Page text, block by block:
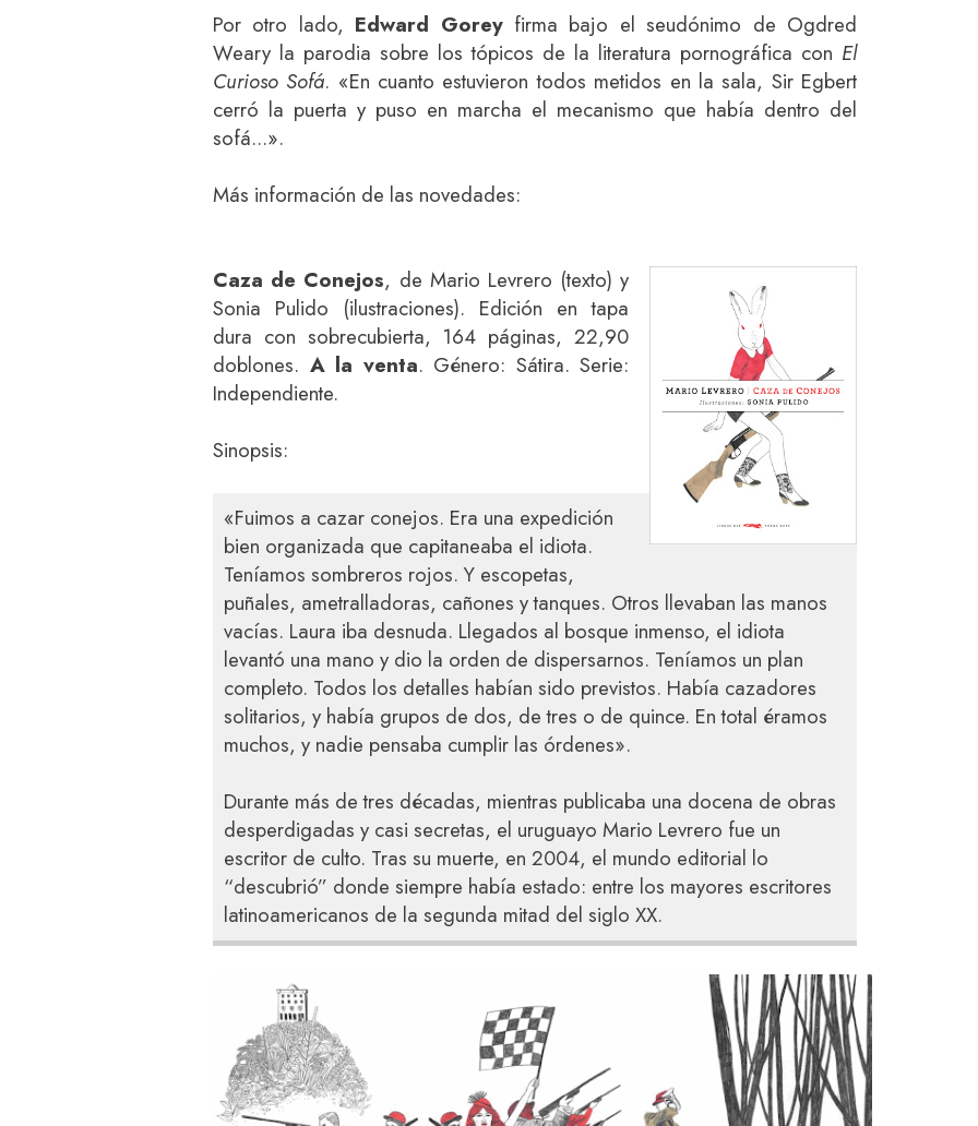
Por otro lado, Edward Goreyfirma bajo el seudónimo de Ogdred
Weary la parodia sobre los tópicos de la literatura pornográfica con El
Curioso Sofá. «En cuanto estuvieron todos metidos en la sala, Sir Egbert
cerró la puerta y puso en marcha el mecanismo que había dentro del
sofá...».
Más información de las novedades:
Caza de Conejos, de Mario Levrero (texto) y
Sonia Pulido (ilustraciones). Edición en tapa
dura con sobrecubierta, 164 páginas, 22,90
doblones. A la venta. Género: Sátira. Serie:
Independiente.
Sinopsis:
«Fuimos a cazar conejos. Era una expedición
bien organizada que capitaneaba el idiota.
Teníamos sombreros rojos. Y escopetas,
puñales, ametralladoras, cañones y tanques. Otros llevaban las manos
vacías. Laura iba desnuda. Llegados al bosque inmenso, el idiota
levantó una mano y dio la orden de dispersarnos. Teníamos un plan
completo. Todos los detalles habían sido previstos. Había cazadores
solitarios, y había grupos de dos, de tres o de quince. En total éramos
muchos, y nadie pensaba cumplir las órdenes».
Durante más de tres décadas, mientras publicaba una docena de obras
desperdigadas y casi secretas, el uruguayo Mario Levrero fue un
escritor de culto. Tras su muerte, en 2004, el mundo editorial lo
“descubrió” donde siempre había estado: entre los mayores escritores
latinoamericanos de la segunda mitad del siglo XX.